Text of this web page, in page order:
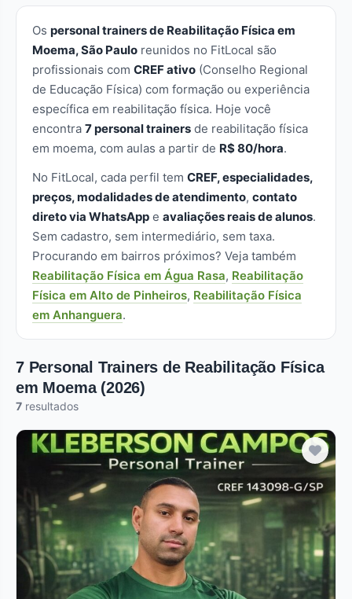
Os personal trainers de Reabilitação Física em
Moema, São Paulo reunidos no FitLocal são
profissionais com CREF ativo (Conselho Regional
de Educação Física) com formação ou experiência
específica em reabilitação física. Hoje você
encontra 7 personal trainers de reabilitação física
em moema, com aulas a partir de R$ 80/hora.
No FitLocal, cada perfil tem CREF, especialidades,
preços, modalidades de atendimento, contato
direto via WhatsApp e avaliações reais de alunos.
Sem cadastro, sem intermediário, sem taxa.
Procurando em bairros próximos? Veja também
Reabilitação Física em Água Rasa, Reabilitação
Física em Alto de Pinheiros, Reabilitação Física
em Anhanguera.
7 Personal Trainers de Reabilitação Física
em Moema (2026)
7 resultados